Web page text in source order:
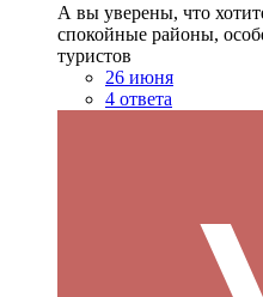
А вы уверены, что
спокойные районы,
туристов
26 июня
4 ответа